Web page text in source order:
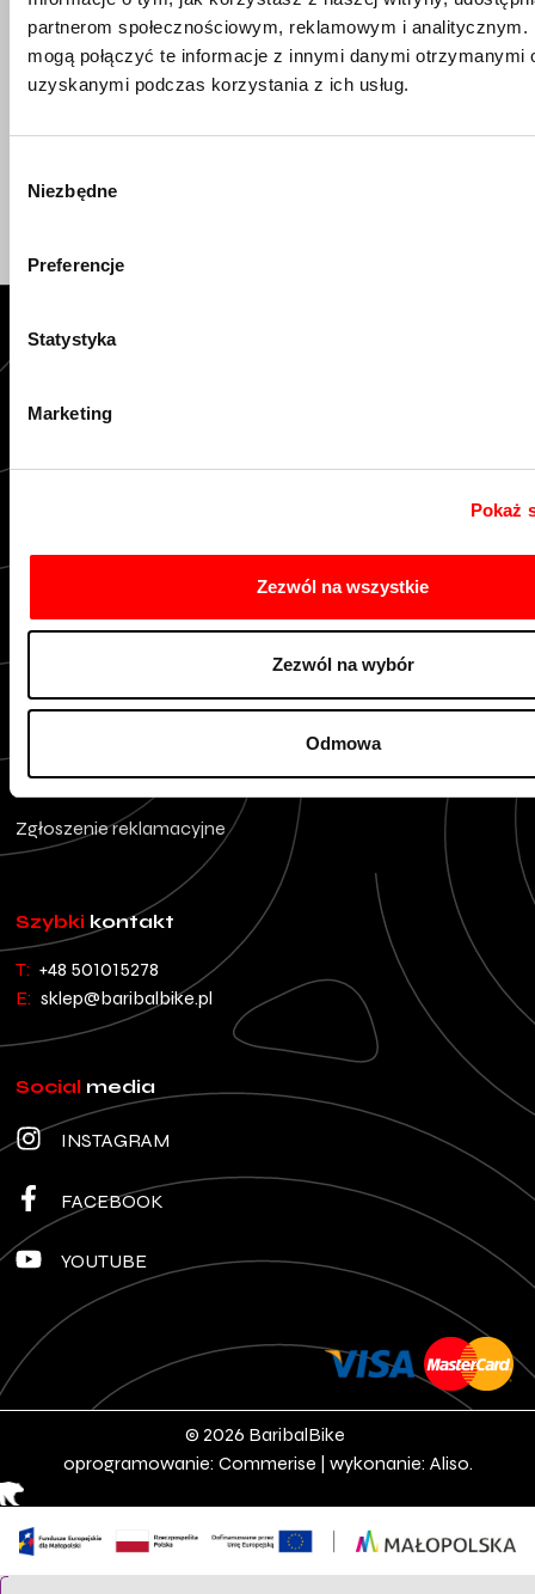
partnerom społecznościowym, reklamowym i analitycznym.
mogą połączyć te informacje z innymi danymi otrzymanymi
uzyskanymi podczas korzystania z ich usług.
zgody
Niezbędne
Preferencje
Statystyka
Marketing
Pokaż
Zezwól na wszystkie
Zezwól na wybór
Odmowa
Błotnik All Mountain Style Mud RedBull Rampage/Yellow
Głównym zadaniem błotnika AMS (All Mountain Style) Mud
jest ochrona roweru i rowerzysty przed błotem i wodą.
O firmie
Regulamin
Wysyłka/Koszt dostawy
Zgłoszenie reklamacyjne
Szybki kontakt
T: +48 501015278
E: sklep@baribalbike.pl
Social media
INSTAGRAM
FACEBOOK
YOUTUBE
© 2026 BaribalBike
oprogramowanie: Commerise | wykonanie: Aliso.